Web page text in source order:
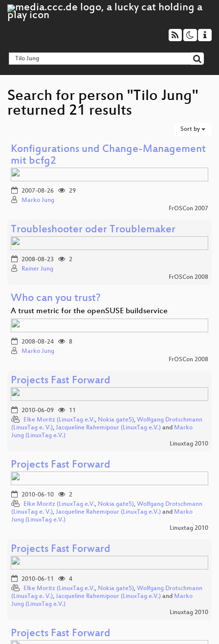
Search for person "Tilo Jung"
returned 21 results
Sort by
Konfigurations und Change-Management
mit bcfg2
2007-08-26
29
Marko Jung
FrOSCon 2007
Troubleshooter oder Troublemaker
2008-08-23
2
Rainer Jung
FrOSCon 2008
Who can you trust?
A trust metric for the openSUSE buildservice
2008-08-24
8
Marko Jung
FrOSCon 2008
Projects Fast Forward
2010-06-09
11
Elke Moritz (LinuxTag e.V., Nokia gate5), Wolfgang Drotschmann
(LinuxTag e. V.), Jacqueline Rahemipour (LinuxTag e.V.) and Marko
Jung (LinuxTag e.V.)
Linuxtag 2010
Projects Fast Forward
2010-06-10
2
Elke Moritz (LinuxTag e.V., Nokia gate5), Wolfgang Drotschmann
(LinuxTag e. V.), Jacqueline Rahemipour (LinuxTag e.V.) and Marko
Jung (LinuxTag e.V.)
Linuxtag 2010
Projects Fast Forward
2010-06-11
4
Elke Moritz (LinuxTag e.V., Nokia gate5), Wolfgang Drotschmann
(LinuxTag e. V.), Jacqueline Rahemipour (LinuxTag e.V.) and Marko
Jung (LinuxTag e.V.)
Linuxtag 2010
Projects Fast Forward